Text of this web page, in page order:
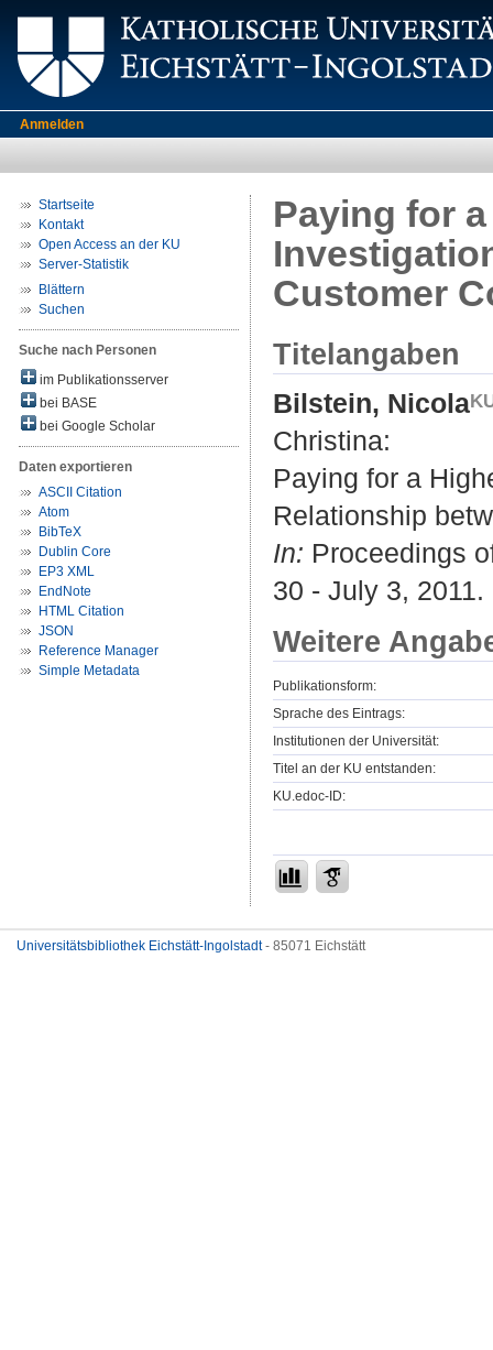
Anmelden
Startseite
Kontakt
Open Access an der KU
Server-Statistik
Blättern
Suchen
Suche nach Personen
im Publikationsserver
bei BASE
bei Google Scholar
Daten exportieren
ASCII Citation
Atom
BibTeX
Dublin Core
EP3 XML
EndNote
HTML Citation
JSON
Reference Manager
Simple Metadata
Paying for
Customer
Titelangaben
Bilstein, Nicola
Christina:
Paying for a
Relationship
In: Proceedings
30 - July 3,
Weitere
Publikationsform:
Sprache des Eintrags:
Institutionen der Universität:
Titel an der KU entstanden:
KU.edoc-ID:
Universitätsbibliothek Eichstätt-Ingolstadt- 85071 Eichstätt